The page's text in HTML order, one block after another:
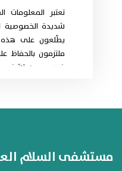
تعتبر المعلومات
شديدة الخصوصية
يطّلعون على هذه
ملتزمون
فرد من مستشفى
مستشفى السلام